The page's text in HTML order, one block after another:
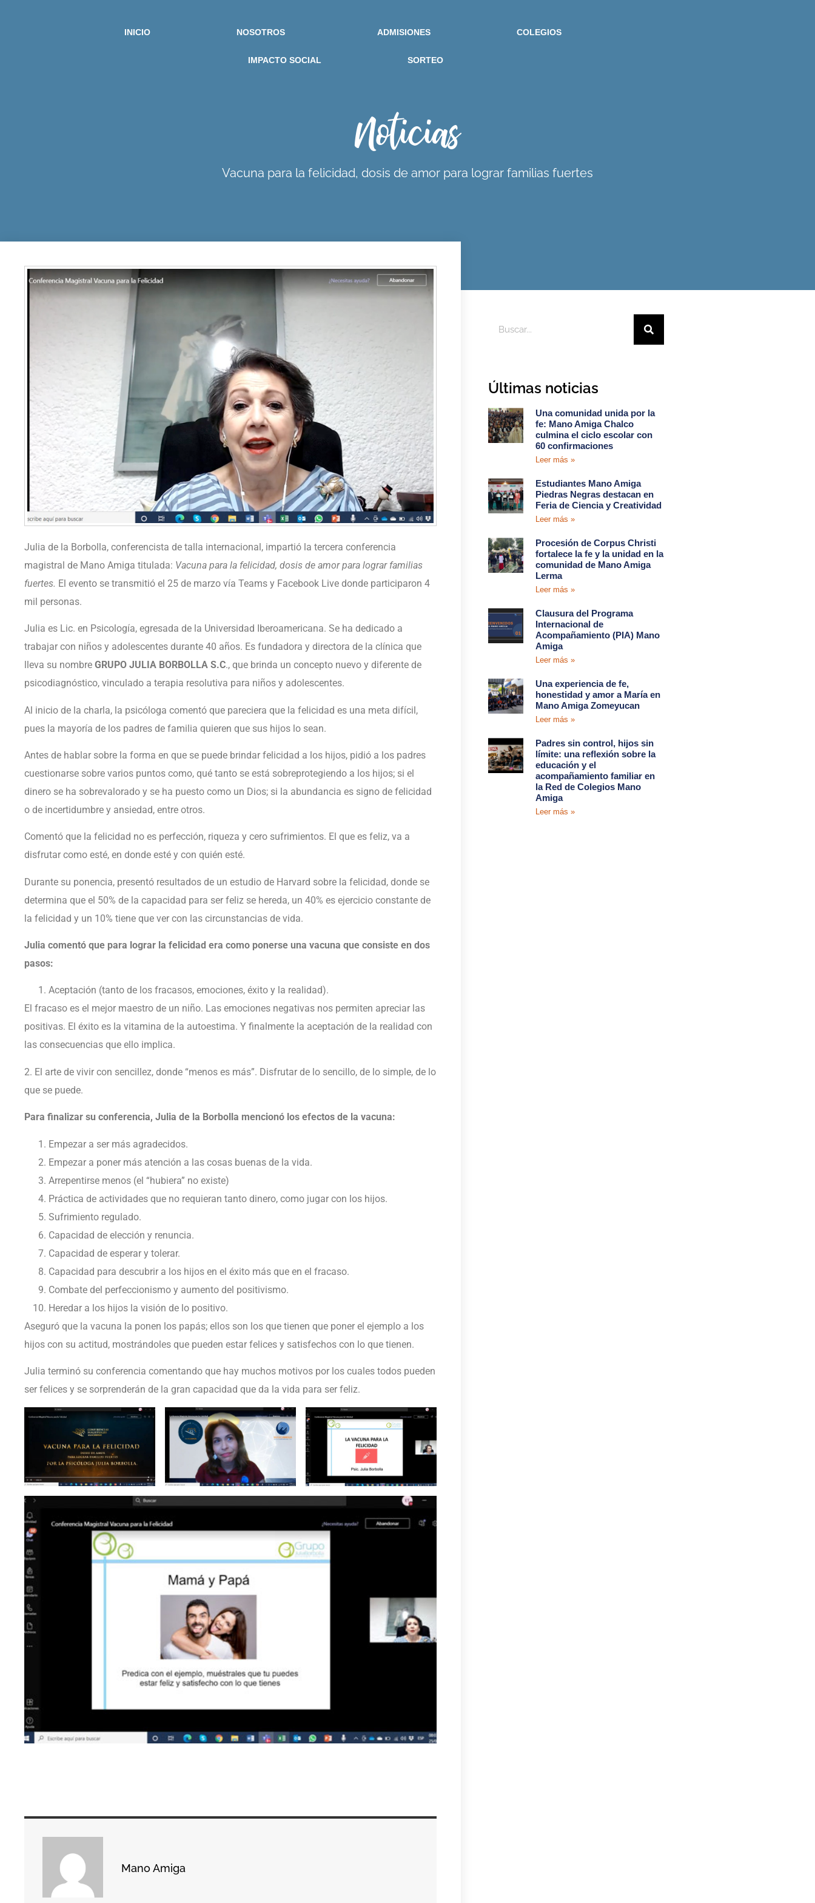
INICIO NOSOTROS ADMISIONES COLEGIOS
IMPACTO SOCIAL SORTEO
Noticias
Vacuna para la felicidad, dosis de amor para lograr familias fuertes
Julia de la Borbolla, conferencista de talla internacional, impartió la tercera conferencia
magistral de Mano Amiga titulada: Vacuna para la felicidad, dosis de amor para lograr familias
fuertes. El evento se transmitió el 25 de marzo vía Teams y Facebook Live donde participaron 4
mil personas.
Julia es Lic. en Psicología, egresada de la Universidad Iberoamericana. Se ha dedicado a
trabajar con niños y adolescentes durante 40 años. Es fundadora y directora de la clínica que
lleva su nombre GRUPO JULIA BORBOLLA S.C., que brinda un concepto nuevo y diferente de
psicodiagnóstico, vinculado a terapia resolutiva para niños y adolescentes.
Al inicio de la charla, la psicóloga comentó que pareciera que la felicidad es una meta difícil,
pues la mayoría de los padres de familia quieren que sus hijos lo sean.
Antes de hablar sobre la forma en que se puede brindar felicidad a los hijos, pidió a los padres
cuestionarse sobre varios puntos como, qué tanto se está sobreprotegiendo a los hijos; si el
dinero se ha sobrevalorado y se ha puesto como un Dios; si la abundancia es signo de felicidad
o de incertidumbre y ansiedad, entre otros.
Comentó que la felicidad no es perfección, riqueza y cero sufrimientos. El que es feliz, va a
disfrutar como esté, en donde esté y con quién esté.
Durante su ponencia, presentó resultados de un estudio de Harvard sobre la felicidad, donde se
determina que el 50% de la capacidad para ser feliz se hereda, un 40% es ejercicio constante de
la felicidad y un 10% tiene que ver con las circunstancias de vida.
Julia comentó que para lograr la felicidad era como ponerse una vacuna que consiste en dos
pasos:
Aceptación (tanto de los fracasos, emociones, éxito y la realidad).
El fracaso es el mejor maestro de un niño. Las emociones negativas nos permiten apreciar las
positivas. El éxito es la vitamina de la autoestima. Y finalmente la aceptación de la realidad con
las consecuencias que ello implica.
2. El arte de vivir con sencillez, donde “menos es más”. Disfrutar de lo sencillo, de lo simple, de lo
que se puede.
Para finalizar su conferencia, Julia de la Borbolla mencionó los efectos de la vacuna:
Empezar a ser más agradecidos.
Empezar a poner más atención a las cosas buenas de la vida.
Arrepentirse menos (el “hubiera” no existe)
Práctica de actividades que no requieran tanto dinero, como jugar con los hijos.
Sufrimiento regulado.
Capacidad de elección y renuncia.
Capacidad de esperar y tolerar.
Capacidad para descubrir a los hijos en el éxito más que en el fracaso.
Combate del perfeccionismo y aumento del positivismo.
Heredar a los hijos la visión de lo positivo.
Aseguró que la vacuna la ponen los papás; ellos son los que tienen que poner el ejemplo a los
hijos con su actitud, mostrándoles que pueden estar felices y satisfechos con lo que tienen.
Julia terminó su conferencia comentando que hay muchos motivos por los cuales todos pueden
ser felices y se sorprenderán de la gran capacidad que da la vida para ser feliz.
Mano Amiga
Últimas noticias
Una comunidad unida por la
fe: Mano Amiga Chalco
culmina el ciclo escolar con
60 confirmaciones
Leer más »
Estudiantes Mano Amiga
Piedras Negras destacan en
Feria de Ciencia y Creatividad
Leer más »
Procesión de Corpus Christi
fortalece la fe y la unidad en la
comunidad de Mano Amiga
Lerma
Leer más »
Clausura del Programa
Internacional de
Acompañamiento (PIA) Mano
Amiga
Leer más »
Una experiencia de fe,
honestidad y amor a María en
Mano Amiga Zomeyucan
Leer más »
Padres sin control, hijos sin
límite: una reflexión sobre la
educación y el
acompañamiento familiar en
la Red de Colegios Mano
Amiga
Leer más »